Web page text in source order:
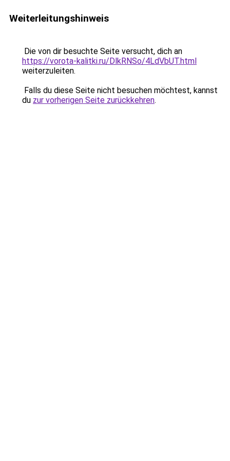
Weiterleitungshinweis
Die von dir besuchte Seite versucht, dich an
https://vorota-kalitki.ru/DlkRNSo/4LdVbUT.html
weiterzuleiten.
Falls du diese Seite nicht besuchen möchtest, kannst
du zur vorherigen Seite zurückkehren.